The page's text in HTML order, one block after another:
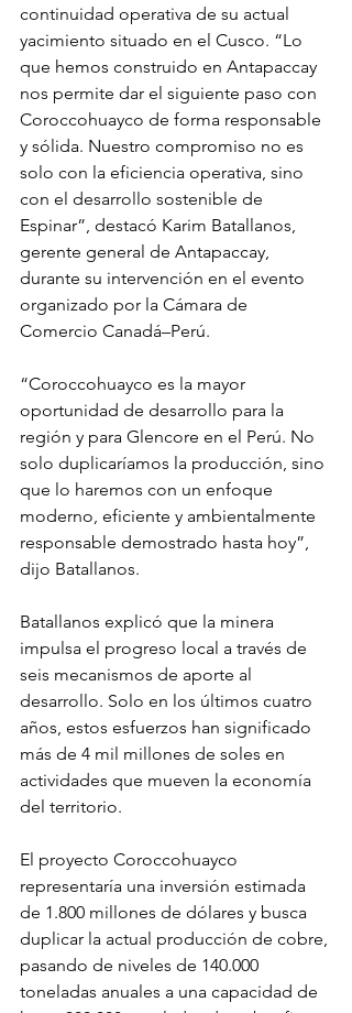
continuidad operativa de su actual
yacimiento situado en el Cusco. “Lo
que hemos construido en Antapaccay
nos permite dar el siguiente paso con
Coroccohuayco de forma responsable
y sólida. Nuestro compromiso no es
solo con la eficiencia operativa, sino
con el desarrollo sostenible de
Espinar”, destacó Karim Batallanos,
gerente general de Antapaccay,
durante su intervención en el evento
organizado por la Cámara de
Comercio Canadá–Perú.
“Coroccohuayco es la mayor
oportunidad de desarrollo para la
región y para Glencore en el Perú. No
solo duplicaríamos la producción, sino
que lo haremos con un enfoque
moderno, eficiente y ambientalmente
responsable demostrado hasta hoy”,
dijo Batallanos.
Batallanos explicó que la minera
impulsa el progreso local a través de
seis mecanismos de aporte al
desarrollo. Solo en los últimos cuatro
años, estos esfuerzos han significado
más de 4 mil millones de soles en
actividades que mueven la economía
del territorio.
El proyecto Coroccohuayco
representaría una inversión estimada
de 1.800 millones de dólares y busca
duplicar la actual producción de cobre,
pasando de niveles de 140.000
toneladas anuales a una capacidad de